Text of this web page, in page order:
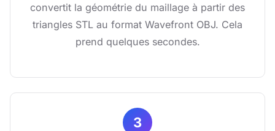
convertit la géométrie du maillage à partir des
triangles STL au format Wavefront OBJ. Cela
prend quelques secondes.
3